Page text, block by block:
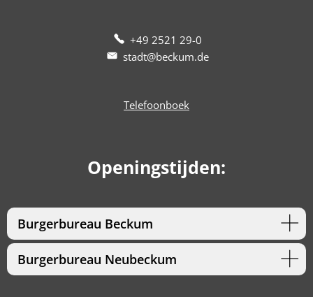
+49 2521 29-0
stadt@beckum.de
Telefoonboek
Openingstijden:
Burgerbureau Beckum
Burgerbureau Neubeckum